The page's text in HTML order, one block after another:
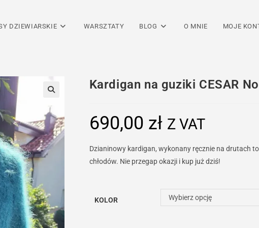
DZIEWIARSKIE WARSZTATY BLOG O MNIE MOJE
Kardigan na guziki CESAR
690,00 zł Z VAT
Dzianinowy kardigan, wykonany ręcznie na drutach
chłodów. Nie przegap okazji i kup już dziś!
KOLOR Wybierz opcję